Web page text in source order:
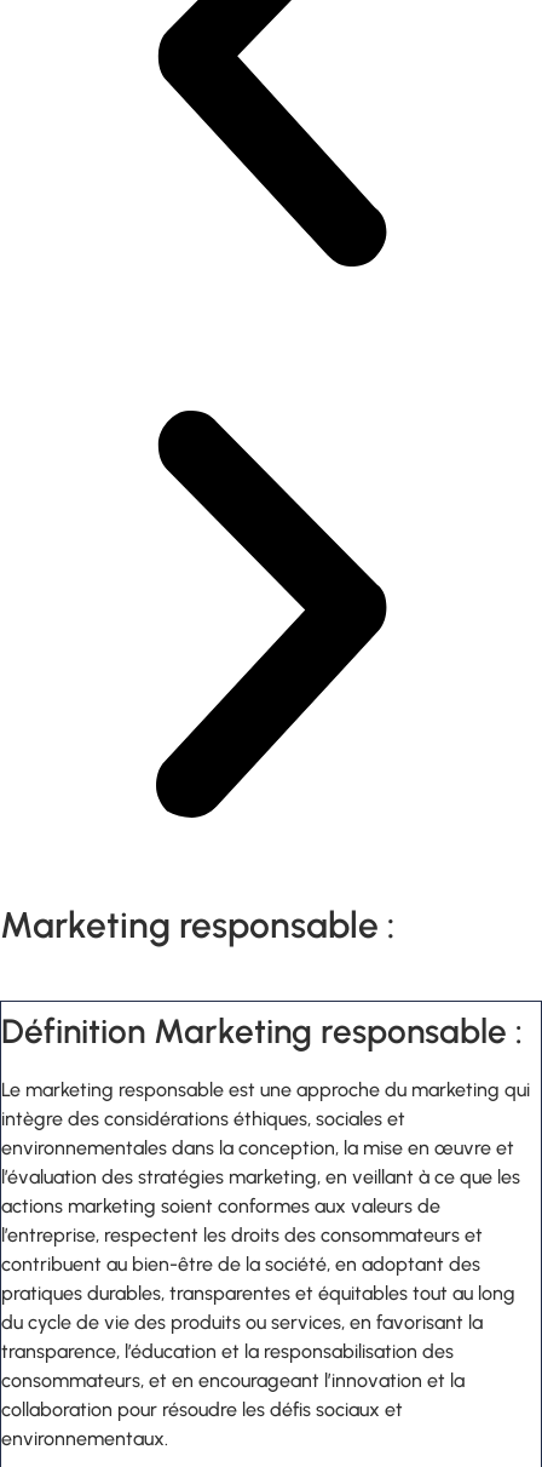
Marketing responsable :
Définition Marketing responsable :
Le marketing responsable est une approche du marketing qui
intègre des considérations éthiques, sociales et
environnementales dans la conception, la mise en œuvre et
l’évaluation des stratégies marketing, en veillant à ce que les
actions marketing soient conformes aux valeurs de
l’entreprise, respectent les droits des consommateurs et
contribuent au bien-être de la société, en adoptant des
pratiques durables, transparentes et équitables tout au long
du cycle de vie des produits ou services, en favorisant la
transparence, l’éducation et la responsabilisation des
consommateurs, et en encourageant l’innovation et la
collaboration pour résoudre les défis sociaux et
environnementaux.